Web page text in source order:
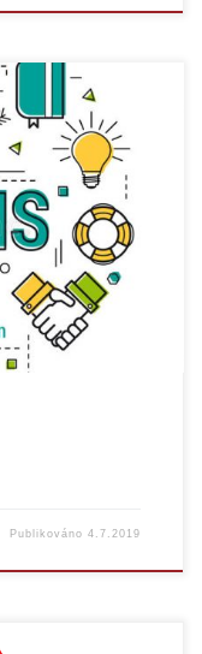
nové návody k
vyučující a nevíte si
třeba s možnostmi
Nenašli jste
Publikováno4.7.2019